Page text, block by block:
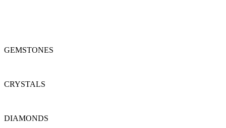
GEMSTONES
CRYSTALS
DIAMONDS